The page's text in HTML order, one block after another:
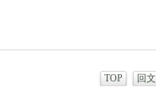
TOP 回文